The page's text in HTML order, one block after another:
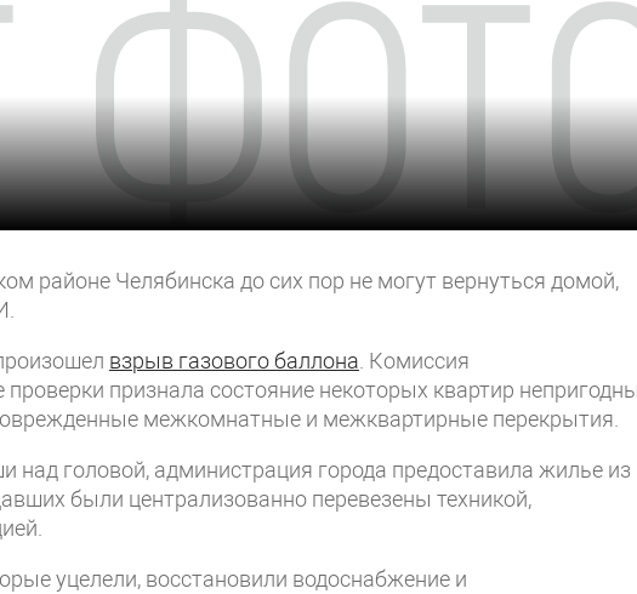
районе Челябинска до сих пор не могут вернуться домой,
взрыв газового баллона. Комиссия
признала состояние некоторых квартир
межкомнатные и межквартирные перекрытия.
головой, администрация города предоставила жилье из
были централизованно перевезены техникой,
уцелели, восстановили водоснабжение и